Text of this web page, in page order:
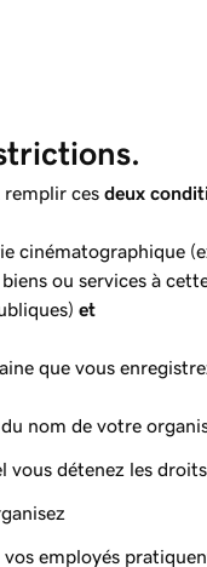
remplir ces deux
cinématographique
ou services à
et
que vous
nom de votre
vous détenez les droits
employés